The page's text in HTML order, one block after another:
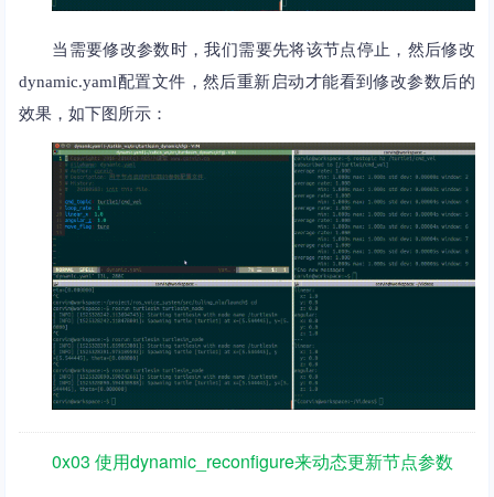
当需要修改参数时，我们需要先将该节点停止，然后修改
dynamic.yaml配置文件，然后重新启动才能看到修改参数后的
效果，如下图所示：
0x03 使用dynamic_reconfigure来动态更新节点参数